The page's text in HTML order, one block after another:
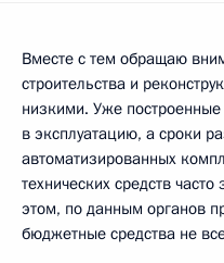
Вместе с тем обращаю
строительства и
низкими. Уже
в эксплуатацию, а сроки
автоматизированных
технических средств
этом, по данным органов
бюджетные средства не